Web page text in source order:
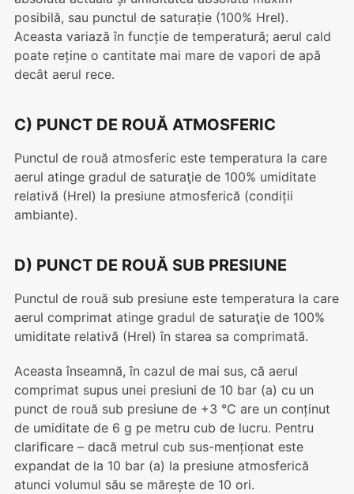
posibilă, sau punctul de saturație (100% Hrel).
Aceasta variază în funcție de temperatură; aerul cald
poate reține o cantitate mai mare de vapori de apă
decât aerul rece.
C) PUNCT DE ROUĂ ATMOSFERIC
Punctul de rouă atmosferic este temperatura la care
aerul atinge gradul de saturaţie de 100% umiditate
relativă (Hrel) la presiune atmosferică (condiții
ambiante).
D) PUNCT DE ROUĂ SUB PRESIUNE
Punctul de rouă sub presiune este temperatura la care
aerul comprimat atinge gradul de saturaţie de 100%
umiditate relativă (Hrel) în starea sa comprimată.
Aceasta înseamnă, în cazul de mai sus, că aerul
comprimat supus unei presiuni de 10 bar (a) cu un
punct de rouă sub presiune de +3 °C are un conținut
de umiditate de 6 g pe metru cub de lucru. Pentru
clariﬁcare – dacă metrul cub sus-menționat este
expandat de la 10 bar (a) la presiune atmosferică
atunci volumul său se mărește de 10 ori.